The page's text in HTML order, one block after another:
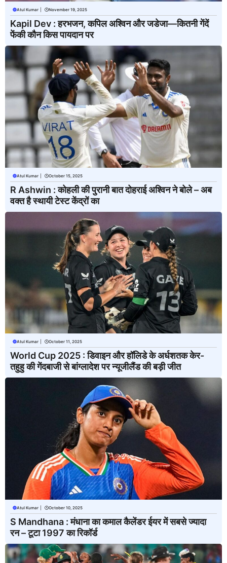
Atul Kumar November 19, 2025
Kapil Dev : हरभजन, कपिल अश्विन और जडेजा—कितनी गेंदें
फेंकी कौन किस पायदान पर
Atul Kumar October 15, 2025
R Ashwin : कोहली की पुरानी बात दोहराई अश्विन ने बोले – अब
वक्त है स्थायी टेस्ट केंद्रों का
Atul Kumar October 11, 2025
World Cup 2025 : डिवाइन और हॉलिडे के अर्धशतक केर-
तहुहु की गेंदबाजी से बांग्लादेश पर न्यूजीलैंड की बड़ी जीत
Atul Kumar October 10, 2025
S Mandhana : मंधाना का कमाल कैलेंडर ईयर में सबसे ज्यादा
रन – टूटा 1997 का रिकॉर्ड